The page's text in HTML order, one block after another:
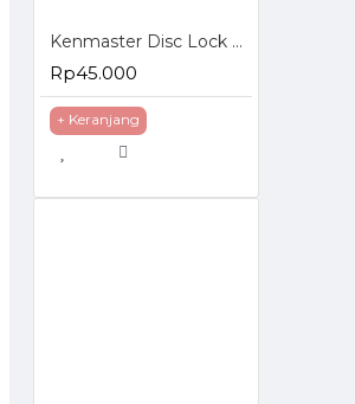
Kenmaster Disc Lock Kunci Motor Cakram
Rp45.000
+ Keranjang